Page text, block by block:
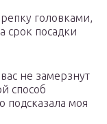
головками,
срок посадки
не замерзнут
способ
подсказала моя